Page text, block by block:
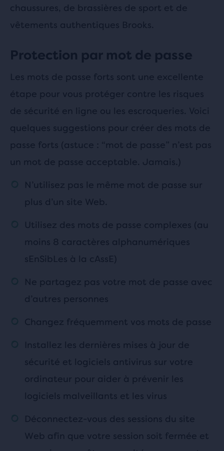
chaussures, de brassières de sport et de
vêtements authentiques Brooks.
Protection par mot de passe
Les mots de passe forts sont une excellente
étape pour vous protéger contre les risques
de sécurité en ligne ou les escroqueries. Voici
quelques suggestions pour créer des mots de
passe forts (astuce : “mot de passe” n’est pas
un mot de passe acceptable. Jamais.)
N’utilisez pas le même mot de passe sur
plus d’un site Web.
Utilisez des mots de passe complexes (au
moins 8 caractères alphanumériques
sEnSibLes à la cAssE)
Ne partagez pas votre mot de passe avec
d’autres personnes
Changez fréquemment vos mots de passe
Installez les dernières mises à jour de
sécurité et logiciels antivirus sur votre
ordinateur pour aider à prévenir les
logiciels malveillants et les virus
Déconnectez-vous des sessions du site
Web afin que votre session soit fermée et